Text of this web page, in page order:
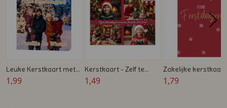
Leuke Kerstkaart met
Familiefoto - Zelf je
1,99
Kerstkaart - Zelf te
ontwerpen -
1,49
Zakelijke kerstkaart
rood met witte
1,79